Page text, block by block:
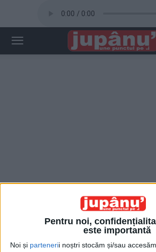
Pentru noi,
este importantă
Noi și partenerii noștri stocăm și/sau